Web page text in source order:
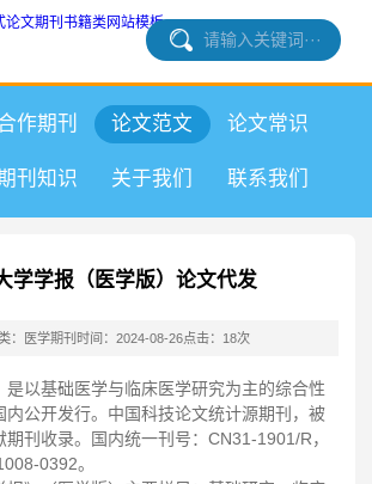
作期刊 论文范文 论文常识
刊知识 关于我们 联系我们
学学报（医学版）论文代发
：医学期刊 时间：2024-08-26点击：18次
是以基础医学与临床医学研究为主的综合性
内公开发行。中国科技论文统计源期刊，被
刊收录。国内统一刊号：CN31-1901/R，
0392。